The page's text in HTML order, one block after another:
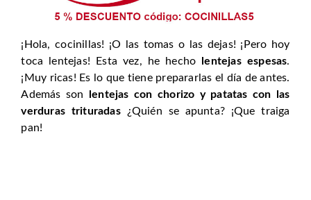
¡Hola, cocinillas! ¡O las tomas o las dejas! ¡Pero hoy
toca lentejas! Esta vez, he hecho
lentejas espesas.
¡Muy ricas! Es lo que tiene prepararlas el día de antes.
Además son
lentejas con chorizo y patatas con las
verduras trituradas¿Quién se apunta? ¡Que traiga
pan!